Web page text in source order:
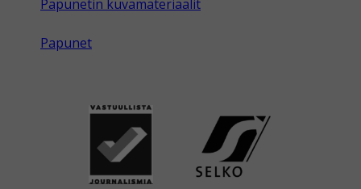
Papunetin kuvamateriaalit
Papunet